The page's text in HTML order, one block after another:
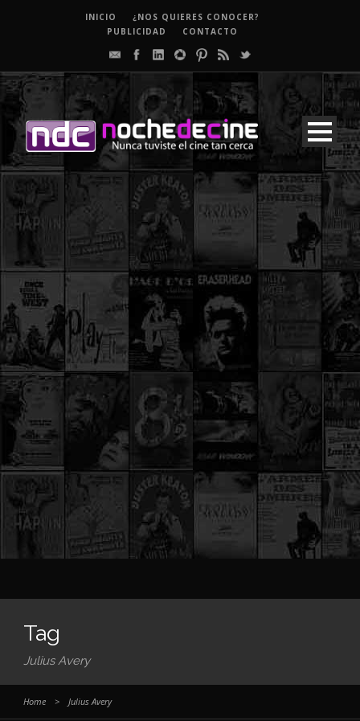
INICIO
¿NOS QUIERES CONOCER?
PUBLICIDAD
CONTACTO
Tag
Julius Avery
Home > Julius Avery